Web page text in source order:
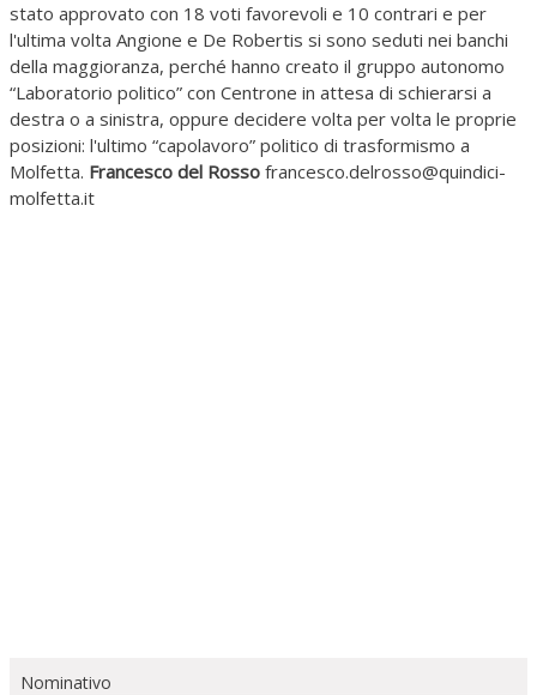
stato approvato con 18 voti favorevoli e 10 contrari e per
l'ultima volta Angione e De Robertis si sono seduti nei banchi
della maggioranza, perché hanno creato il gruppo autonomo
“Laboratorio politico” con Centrone in attesa di schierarsi a
destra o a sinistra, oppure decidere volta per volta le proprie
posizioni: l'ultimo “capolavoro” politico di trasformismo a
Molfetta. Francesco del Rosso francesco.delrosso@quindici-
molfetta.it
Nominativo